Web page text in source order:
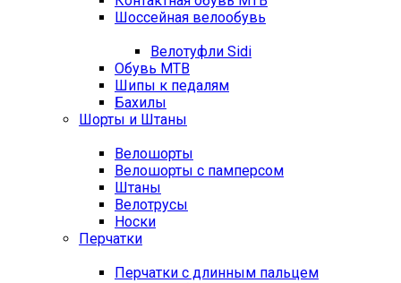
Шоссейная велообувь
Велотуфли Sidi
Обувь MTB
Шипы к педалям
Бахилы
Шорты и Штаны
Велошорты
Велошорты с памперсом
Штаны
Велотрусы
Носки
Перчатки
Перчатки с длинным пальцем